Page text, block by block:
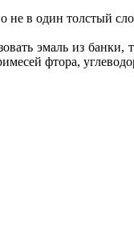
не в один толстый
эмаль из
фтора,